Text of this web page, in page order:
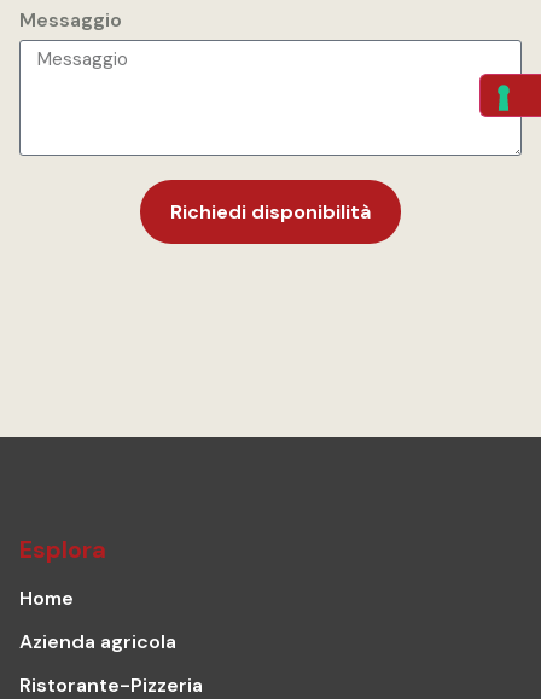
Messaggio
Richiedi disponibilità
Esplora
Home
Azienda agricola
Ristorante-Pizzeria